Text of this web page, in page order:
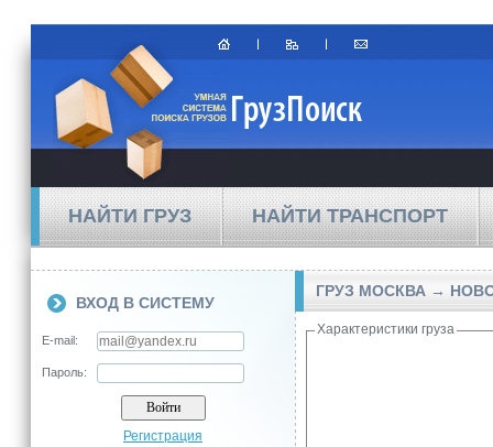
НАЙТИ ГРУЗ НАЙТИ ТРАНСПОРТ
ВХОД В СИСТЕМУ
E-mail:
Пароль:
Регистрация
ГРУЗ МОСКВА →
Характеристики груза